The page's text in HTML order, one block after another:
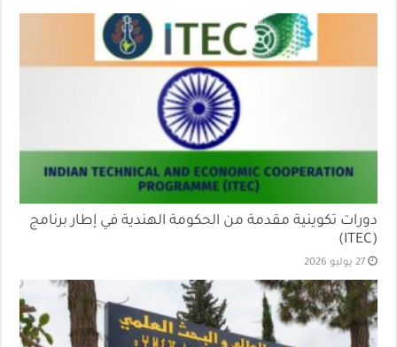
دورات تكوينية مقدمة من الحكومة الهندية في إطار برنامج
(ITEC)
27 يوليو 2026